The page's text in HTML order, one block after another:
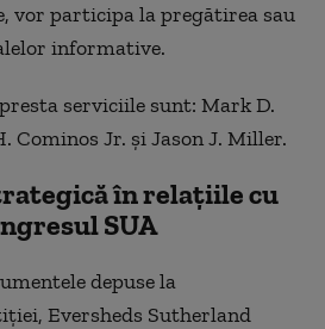
vor participa la pregătirea sau
informative.
serviciile sunt: Mark D.
Cominos Jr. şi Jason J. Miller.
în relaţiile cu
SUA
depuse la
Eversheds Sutherland